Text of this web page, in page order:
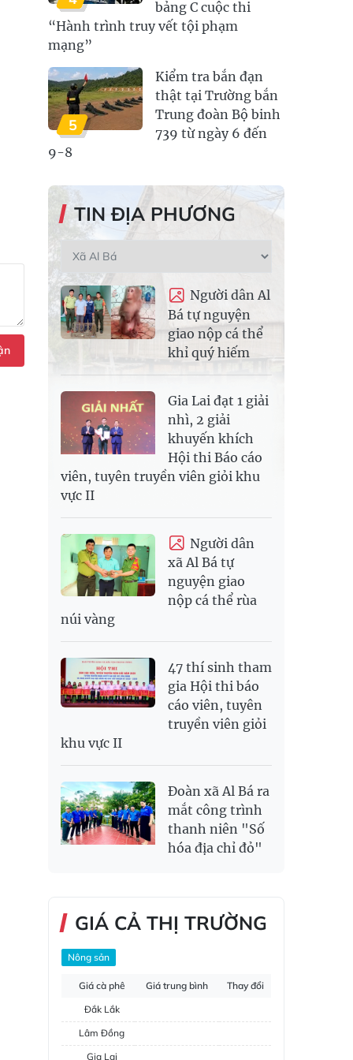
bảng C cuộc thi
“Hành trình truy vết tội phạm
mạng”
5
Kiểm tra bắn đạn
thật tại Trường bắn
Trung đoàn Bộ binh
739 từ ngày 6 đến
9-8
TIN ĐỊA PHƯƠNG
Người dân Al
Bá tự nguyện
giao nộp cá thể
khỉ quý hiếm
Gia Lai đạt 1 giải
nhì, 2 giải
khuyến khích
Hội thi Báo cáo
viên, tuyên truyền viên giỏi khu
vực II
Người dân
xã Al Bá tự
nguyện giao
nộp cá thể rùa
núi vàng
47 thí sinh tham
gia Hội thi báo
cáo viên, tuyên
truyền viên giỏi
khu vực II
Đoàn xã Al Bá ra
mắt công trình
thanh niên "Số
hóa địa chỉ đỏ"
GIÁ CẢ THỊ TRƯỜNG
Nông sản
Giá cà phê Giá trung bình
Thay đổi
Đắk Lắk
Lâm Đồng
Gia Lai